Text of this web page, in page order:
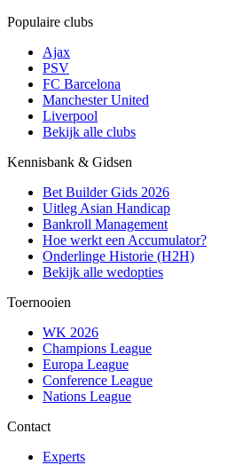
Populaire clubs
Ajax
PSV
FC Barcelona
Manchester United
Liverpool
Bekijk alle clubs
Kennisbank & Gidsen
Bet Builder Gids 2026
Uitleg Asian Handicap
Bankroll Management
Hoe werkt een Accumulator?
Onderlinge Historie (H2H)
Bekijk alle wedopties
Toernooien
WK 2026
Champions League
Europa League
Conference League
Nations League
Contact
Experts